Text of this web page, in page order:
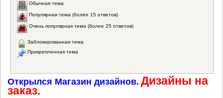
Обычная тема
Популярная тема (более 15 ответов)
Очень популярная тема (более 25 ответов)
Заблокированная тема
Прикрепленная тема
Открылся Магазин дизайнов. Дизайны на
заказ.